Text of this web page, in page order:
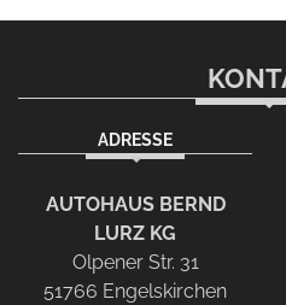
ADRESSE
AUTOHAUS BERND
LURZ KG
Olpener Str. 31
51766 Engelskirchen